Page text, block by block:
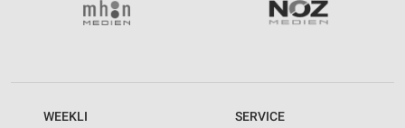
WEEKLI SERVICE